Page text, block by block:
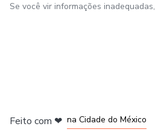
Se você vir informações inadequadas,
Feito com ❤ na Cidade do México